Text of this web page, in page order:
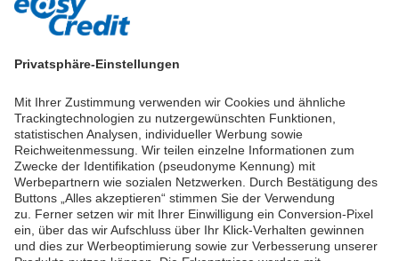
Privatsphäre-Einstellungen
Mit Ihrer Zustimmung verwenden wir Cookies und ähnliche
Trackingtechnologien zu nutzergewünschten Funktionen,
statistischen Analysen, individueller Werbung sowie
Reichweitenmessung. Wir teilen einzelne Informationen zum
Zwecke der Identifikation (pseudonyme Kennung) mit
Werbepartnern wie sozialen Netzwerken. Durch Bestätigung des
Buttons „Alles akzeptieren“ stimmen Sie der Verwendung
zu. Ferner setzen wir mit Ihrer Einwilligung ein Conversion-Pixel
ein, über das wir Aufschluss über Ihr Klick-Verhalten gewinnen
und dies zur Werbeoptimierung sowie zur Verbesserung unserer